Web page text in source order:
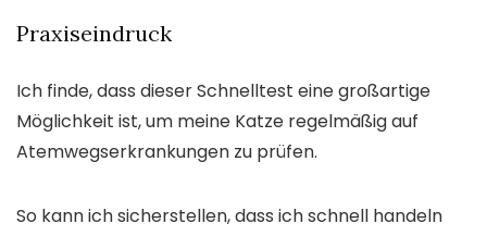
Praxiseindruck
Ich finde, dass dieser Schnelltest eine großartige
Möglichkeit ist, um meine Katze regelmäßig auf
Atemwegserkrankungen zu prüfen.
So kann ich sicherstellen, dass ich schnell handeln